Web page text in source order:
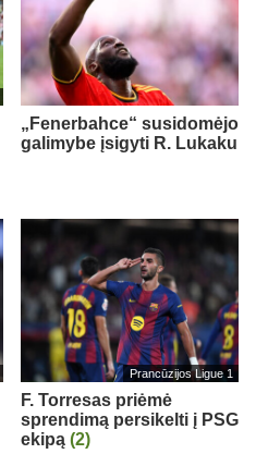
„Fenerbahce“ susidomėjo
galimybe įsigyti R. Lukaku
Prancūzijos Ligue 1
F. Torresas priėmė
sprendimą persikelti į PSG
ekipą (2)